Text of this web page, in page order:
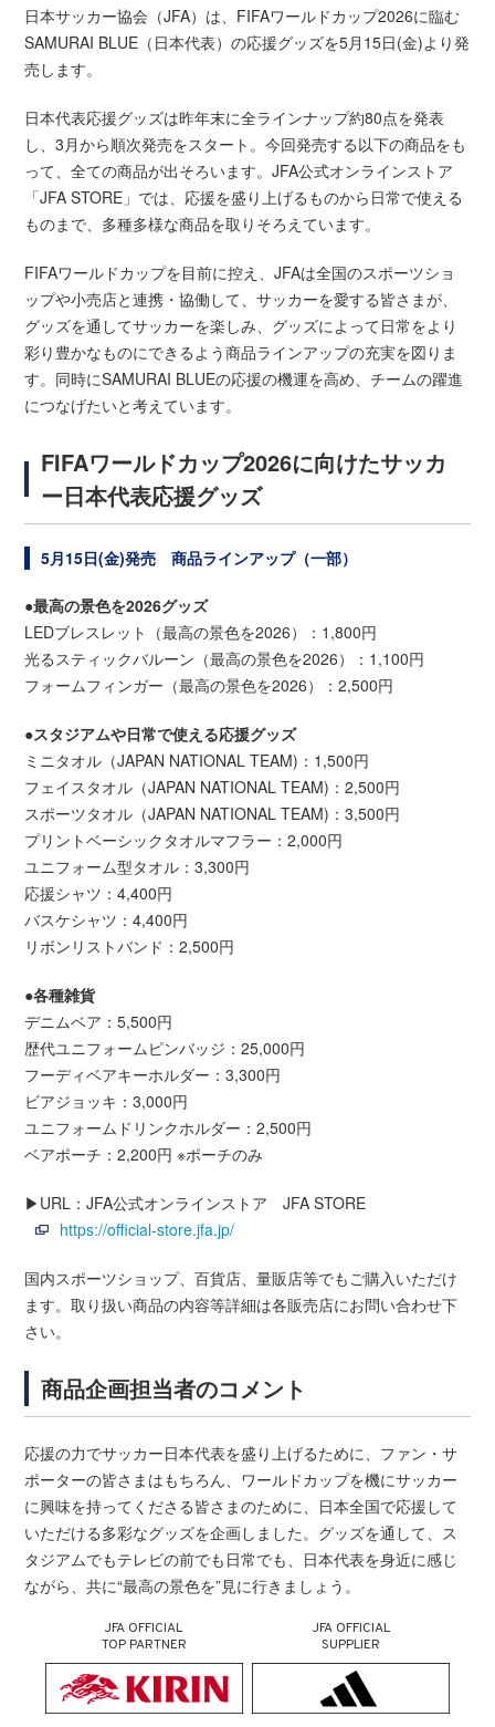
日本サッカー協会（JFA）は、FIFAワールドカップ2026に臨む
SAMURAI BLUE（日本代表）の応援グッズを5月15日(金)より発
売します。
日本代表応援グッズは昨年末に全ラインナップ約80点を発表
し、3月から順次発売をスタート。今回発売する以下の商品をも
って、全ての商品が出そろいます。JFA公式オンラインストア
「JFA STORE」では、応援を盛り上げるものから日常で使える
ものまで、多種多様な商品を取りそろえています。
FIFAワールドカップを目前に控え、JFAは全国のスポーツショ
ップや小売店と連携・協働して、サッカーを愛する皆さまが、
グッズを通してサッカーを楽しみ、グッズによって日常をより
彩り豊かなものにできるよう商品ラインアップの充実を図りま
す。同時にSAMURAI BLUEの応援の機運を高め、チームの躍進
につなげたいと考えています。
FIFAワールドカップ2026に向けたサッカ
ー日本代表応援グッズ
5月15日(金)発売 商品ラインアップ（一部）
●最高の景色を2026グッズ
LEDブレスレット（最高の景色を2026）：1,800円
光るスティックバルーン（最高の景色を2026）：1,100円
フォームフィンガー（最高の景色を2026）：2,500円
●スタジアムや日常で使える応援グッズ
ミニタオル（JAPAN NATIONAL TEAM)：1,500円
フェイスタオル（JAPAN NATIONAL TEAM)：2,500円
スポーツタオル（JAPAN NATIONAL TEAM)：3,500円
プリントベーシックタオルマフラー：2,000円
ユニフォーム型タオル：3,300円
応援シャツ：4,400円
バスケシャツ：4,400円
リボンリストバンド：2,500円
●各種雑貨
デニムベア：5,500円
歴代ユニフォームピンバッジ：25,000円
フーディベアキーホルダー：3,300円
ビアジョッキ：3,000円
ユニフォームドリンクホルダー：2,500円
ベアポーチ：2,200円 ※ポーチのみ
▶URL：JFA公式オンラインストア JFA STORE
https://official-store.jfa.jp/
国内スポーツショップ、百貨店、量販店等でもご購入いただけ
ます。取り扱い商品の内容等詳細は各販売店にお問い合わせ下
さい。
商品企画担当者のコメント
応援の力でサッカー日本代表を盛り上げるために、ファン・サ
ポーターの皆さまはもちろん、ワールドカップを機にサッカー
に興味を持ってくださる皆さまのために、日本全国で応援して
いただける多彩なグッズを企画しました。グッズを通して、ス
タジアムでもテレビの前でも日常でも、日本代表を身近に感じ
ながら、共に“最高の景色を”見に行きましょう。
JFA OFFICIAL
TOP PARTNER
JFA OFFICIAL
SUPPLIER